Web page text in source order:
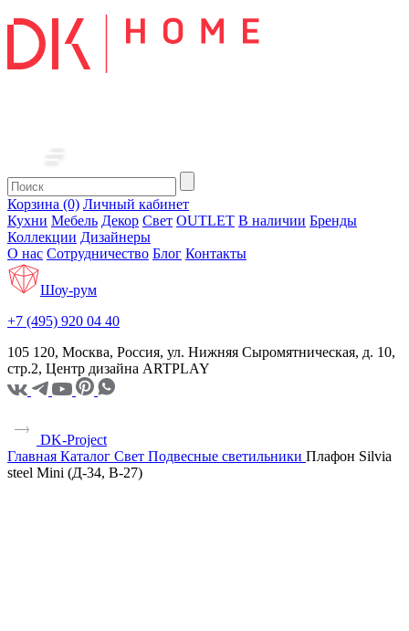
Корзина (0) Личный кабинет
Кухни Мебель Декор Свет OUTLET В наличии Бренды
Коллекции Дизайнеры
О нас Сотрудничество Блог Контакты
Шоу-рум
+7 (495) 920 04 40
105 120, Москва, Россия, ул. Нижняя Сыромятническая, д. 10,
стр.2, Центр дизайна ARTPLAY
DK-Project
Главная Каталог Свет Подвесные светильники Плафон Silvia
steel Mini (Д-34, В-27)